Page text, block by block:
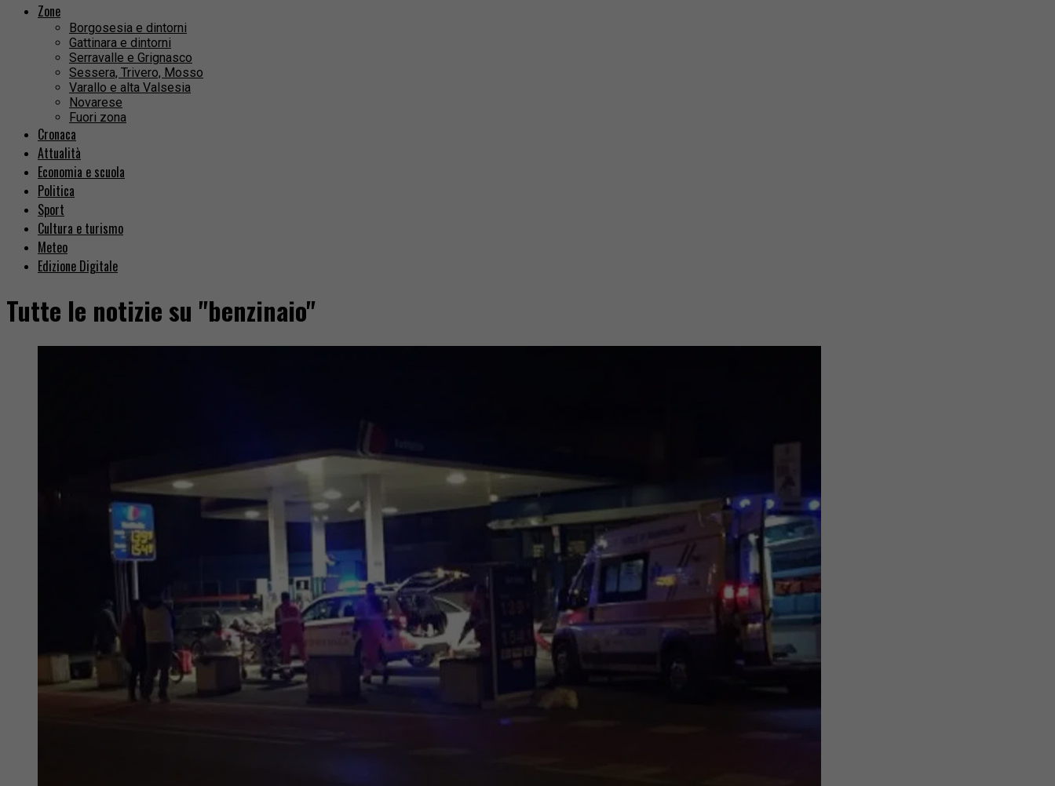
Zone
Borgosesia e dintorni
Gattinara e dintorni
Serravalle e Grignasco
Sessera, Trivero, Mosso
Varallo e alta Valsesia
Novarese
Fuori zona
Cronaca
Attualità
Economia e scuola
Politica
Sport
Cultura e turismo
Meteo
Edizione Digitale
Tutte le notizie su "benzinaio"